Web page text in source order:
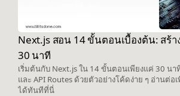
Next.js สอน 14 ขั้นตอนเบื้องต้น: สร้า
30 นาที
เริ่มต้นกับ Next.js ใน 14 ขั้นตอนเพียงแค่ 30 นา
และ API Routes ด้วยตัวอย่างโค้ดง่าย ๆ อ่านต่อ
ได้ทันทีที่นี่